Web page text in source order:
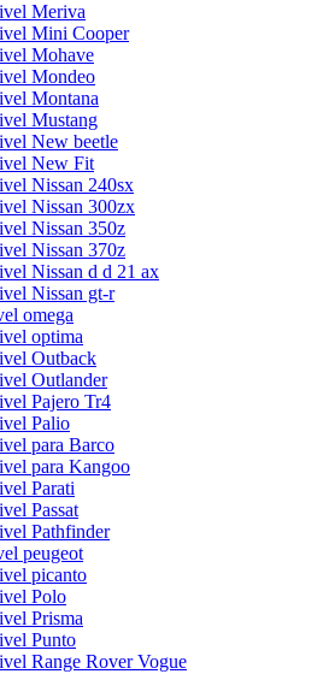
Meriva
Mini Cooper
Mohave
Mondeo
Montana
Mustang
New beetle
New Fit
Nissan 240sx
Nissan 300zx
Nissan 350z
Nissan 370z
Nissan d d 21 ax
Nissan gt-r
omega
optima
Outback
Outlander
Pajero Tr4
Palio
para Barco
para Kangoo
Parati
Passat
Pathfinder
peugeot
picanto
Polo
Prisma
Punto
Range Rover Vogue